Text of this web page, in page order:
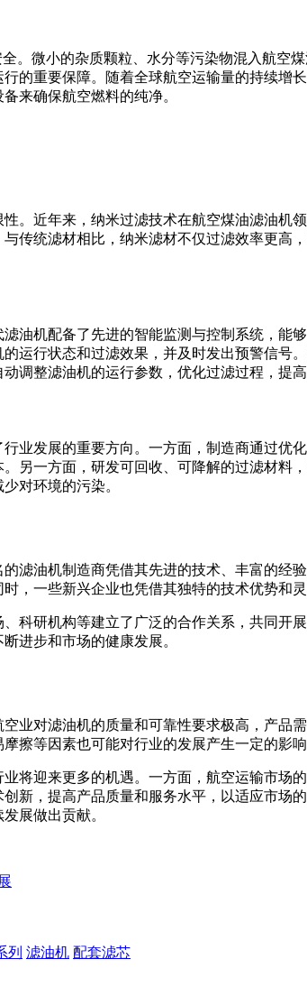
。微小的杂质颗粒、水分等污染物混入航空
的重要保障。随着全球航空运输量的持续增
来确保航空燃料的纯净。
。近年来，纳米过滤技术在航空煤油滤油机
传统滤材相比，纳米滤材不仅过滤效率更高
油机配备了先进的智能监测与控制系统，能
运行状态和过滤效果，并及时发出预警信号
调整滤油机的运行参数，优化过滤过程，提高
业发展的重要方向。一方面，制造商通过优
另一方面，研发可回收、可降解的过滤材料
对环境的污染。
滤油机制造商凭借其先进的技术、丰富的经
，一些新兴企业也凭借其独特的技术优势和
科研机构等建立了广泛的合作关系，共同开
进步和市场的健康发展。
业对滤油机的质量和可靠性要求极高，产品
擦等因素也可能对行业的发展产生一定的影响
将迎来更多的机遇。一方面，航空运输市场
新，提高产品质量和服务水平，以适应市场
展做出贡献。
列 滤油机 配套滤芯